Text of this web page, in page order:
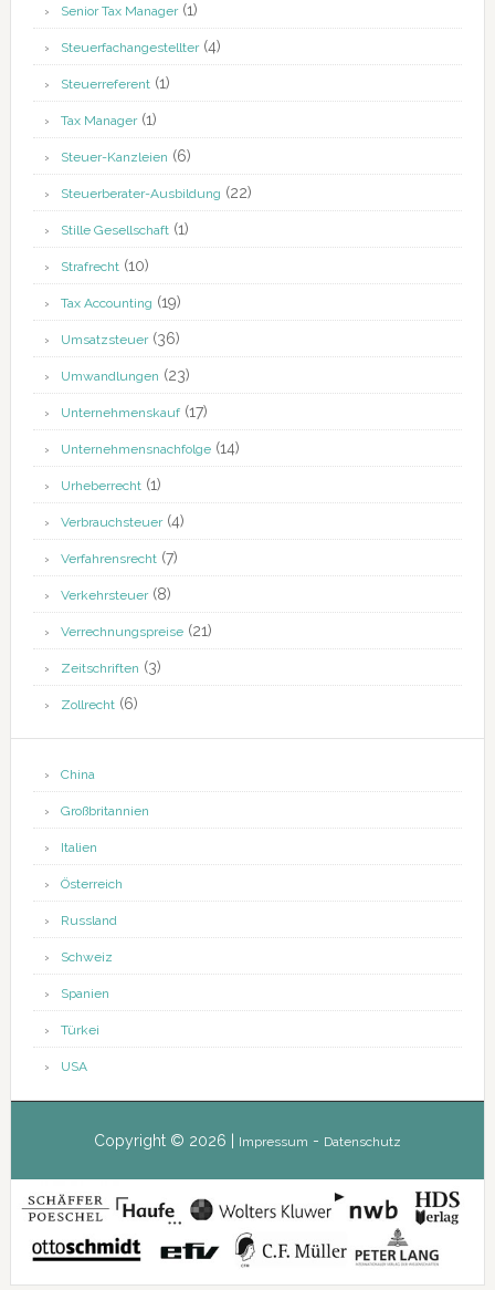
Senior Tax Manager(1)
Steuerfachangestellter(4)
Steuerreferent(1)
Tax Manager(1)
Steuer-Kanzleien (6)
Steuerberater-Ausbildung (22)
Stille Gesellschaft(1)
Strafrecht(10)
Tax Accounting (19)
Umsatzsteuer(36)
Umwandlungen (23)
Unternehmenskauf(17)
Unternehmensnachfolge(14)
Urheberrecht(1)
Verbrauchsteuer(4)
Verfahrensrecht(7)
Verkehrsteuer(8)
Verrechnungspreise(21)
Zeitschriften (3)
Zollrecht(6)
China
Großbritannien
Italien
Österreich
Russland
Schweiz
Spanien
Türkei
USA
Copyright © 2026 | Impressum - Datenschutz